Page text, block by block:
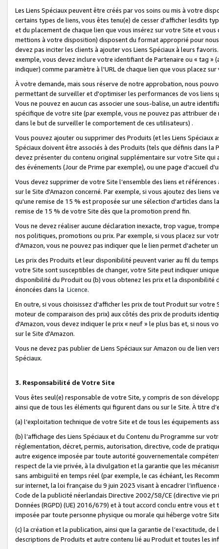
Les Liens Spéciaux peuvent être créés par vos soins ou mis à votre
certains types de liens, vous êtes tenu(e) de cesser d'afficher lesdits
et du placement de chaque lien que vous insérez sur votre Site et
mettions à votre disposition) disposent du format approprié pour
devez pas inciter les clients à ajouter vos Liens Spéciaux à leurs
exemple, vous devez inclure votre identifiant de Partenaire ou « tag
indiquer) comme paramètre à l'URL de chaque lien que vous placez
À votre demande, mais sous réserve de notre approbation, nous
permettant de surveiller et d'optimiser les performances de vos liens
Vous ne pouvez en aucun cas associer une sous-balise, un autre
spécifique de votre site (par exemple, vous ne pouvez pas attribuer
dans le but de surveiller le comportement de ces utilisateurs) .
Vous pouvez ajouter ou supprimer des Produits (et les Liens
Spéciaux doivent être associés à des Produits (tels que définis dans
devez présenter du contenu original supplémentaire sur votre Site qui
des événements (Jour de Prime par exemple), ou une page d'accueil
Vous devez supprimer de votre Site l’ensemble des liens et
sur le Site d'Amazon concerné. Par exemple, si vous ajoutez des
qu'une remise de 15 % est proposée sur une sélection d'articles
remise de 15 % de votre Site dès que la promotion prend fin.
Vous ne devez réaliser aucune déclaration inexacte, trop vague,
nos politiques, promotions ou prix. Par exemple, si vous placez sur
d'Amazon, vous ne pouvez pas indiquer que le lien permet d'acheter
Les prix des Produits et leur disponibilité peuvent varier au fil du
votre Site sont susceptibles de changer, votre Site peut indiquer
disponibilité du Produit ou (b) vous obtenez les prix et la disponibilité
énoncées dans la Licence.
En outre, si vous choisissez d'afficher les prix de tout Produit sur
moteur de comparaison des prix) aux côtés des prix de produits
d'Amazon, vous devez indiquer le prix « neuf » le plus bas et, si nous
sur le Site d'Amazon.
Vous ne devez pas publier de Liens Spéciaux sur Amazon ou de lien
Spéciaux.
3. Responsabilité de Votre Site
Vous êtes seul(e) responsable de votre Site, y compris de son
ainsi que de tous les éléments qui figurent dans ou sur le Site. À titre
(a) l’exploitation technique de votre Site et de tous les équipements
(b) l’affichage des Liens Spéciaux et du Contenu du Programme sur
réglementation, décret, permis, autorisation, directive, code de
autre exigence imposée par toute autorité gouvernementale
respect de la vie privée, à la divulgation et la garantie que les
sans ambiguïté en temps réel (par exemple, le cas échéant, les
sur internet, la loi française du 9 juin 2023 visant à encadrer
Code de la publicité néerlandais Directive 2002/58/CE (directive vie
Données (RGPD) (UE) 2016/679) et à tout accord conclu entre vous
imposée par toute personne physique ou morale qui héberge votre
(c) la création et la publication, ainsi que la garantie de l’exactitude,
descriptions de Produits et autre contenu lié au Produit et toutes les